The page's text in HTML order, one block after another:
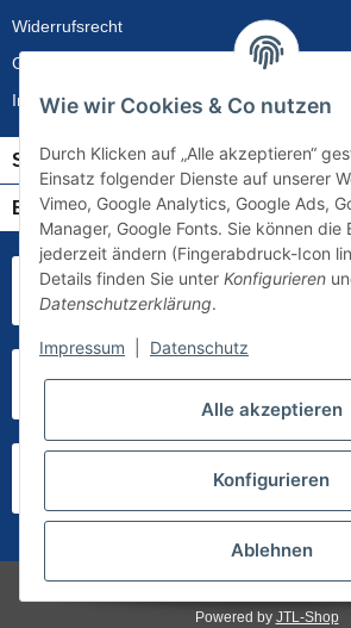
Widerrufsrecht
Gewährleistung
Impressum
Service
Bezahlung & Versand
* Alle Preise inkl. gesetzlicher USt.,
Powered by JTL-Shop
Wie wir Cookies & Co nutzen
Durch Klicken auf „Alle akzeptieren“
Einsatz folgender Dienste auf unserer
Vimeo, Google Analytics, Google Ads,
Manager, Google Fonts. Sie können die
jederzeit ändern (Fingerabdruck-Icon
Details finden Sie unter Konfigurieren
Datenschutzerklärung.
Impressum Datenschutz
Alle akzeptieren
Konfigurieren
Ablehnen